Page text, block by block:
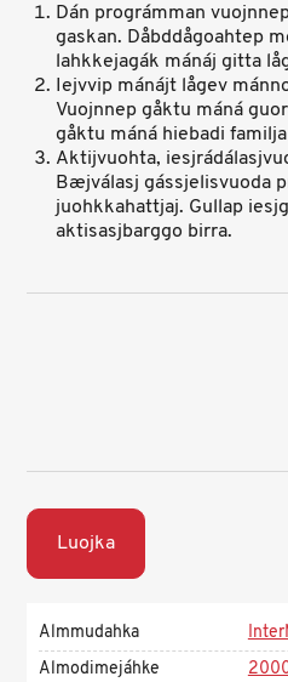
Dán prográmman
gaskan. Dåbddågoahtep
lahkkejagák mánáj gitta
Iejvvip mánájt lågev
Vuojnnep gåktu máná
gåktu máná hiebadi
Aktijvuohta,
Bæjválasj gássjelisvuoda
juohkkahattjaj. Gullap
aktisasjbarggo birra.
Luojka
Almmudahka
Almodimejáhke